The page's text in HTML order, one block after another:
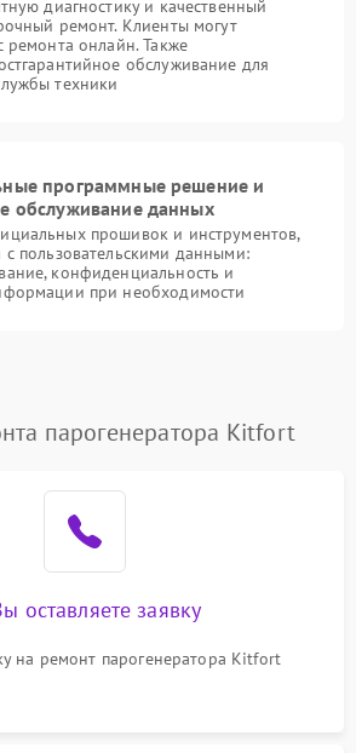
диагностику и качественный
ремонт. Клиенты могут
ремонта онлайн. Также
обслуживание для
техники
программные решение и
обслуживание данных
прошивок и инструментов,
с пользовательскими данными:
конфиденциальность и
при необходимости
парогенератора Kitfort
оставляете заявку
на ремонт парогенератора Kitfort